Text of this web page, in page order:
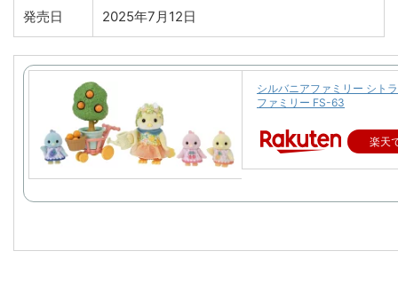
発売日 2025年7月12日
シルバニアファミリー シト
ファミリー FS-63
楽天